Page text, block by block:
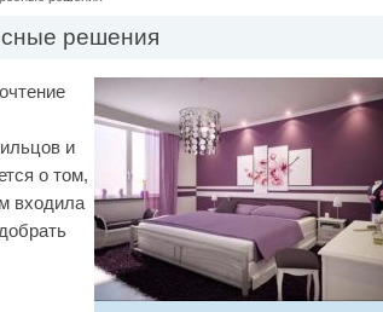
решения
и
о том,
входила